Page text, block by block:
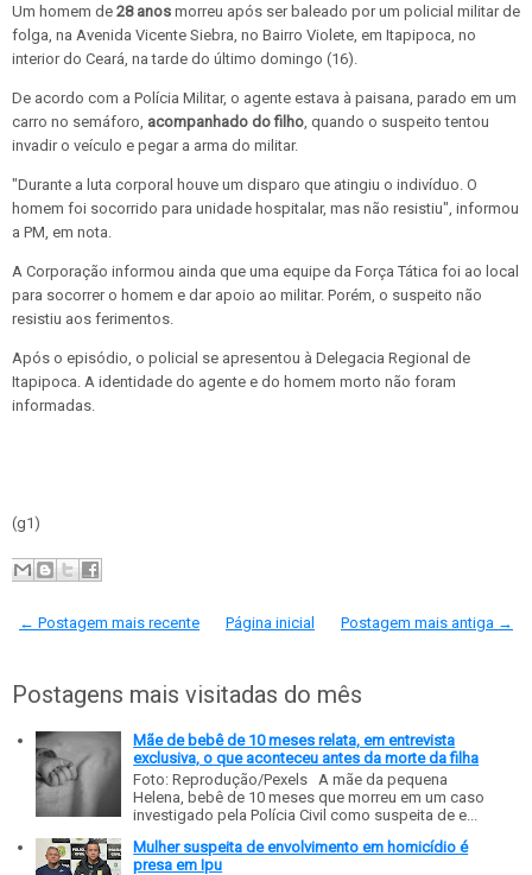
Um homem de 28 anos morreu após ser baleado por um policial militar de
folga, na Avenida Vicente Siebra, no Bairro Violete, em Itapipoca, no
interior do Ceará, na tarde do último domingo (16).
De acordo com a Polícia Militar, o agente estava à paisana, parado em um
carro no semáforo, acompanhado do filho , quando o suspeito tentou
invadir o veículo e pegar a arma do militar.
"Durante a luta corporal houve um disparo que atingiu o indivíduo. O
homem foi socorrido para unidade hospitalar, mas não resistiu", informou
a PM, em nota.
A Corporação informou ainda que uma equipe da Força Tática foi ao local
para socorrer o homem e dar apoio ao militar. Porém, o suspeito não
resistiu aos ferimentos.
Após o episódio, o policial se apresentou à Delegacia Regional de
Itapipoca. A identidade do agente e do homem morto não foram
informadas.
(g1)
← Postagem mais recente Postagem mais antiga →
Página inicial
Postagens mais visitadas do mês
Mãe de bebê de 10 meses relata, em entrevista
exclusiva, o que aconteceu antes da morte da filha
Foto: Reprodução/Pexels A mãe da pequena
Helena, bebê de 10 meses que morreu em um caso
investigado pela Polícia Civil como suspeita de e...
Mulher suspeita de envolvimento em homicídio é
presa em Ipu